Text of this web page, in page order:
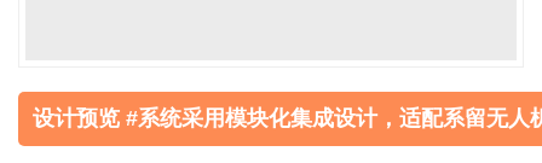
设计预览 #系统采用模块化集成设计，适配系留无